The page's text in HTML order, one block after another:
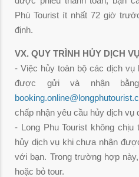
Phú Tourist ít nhất 72 giờ
định.
VX. QUY TRÌNH HỦY DỊCH
- Việc hủy toàn bộ các dịch
được gửi và nhận
chấp nhận yêu cầu hủy dịch vụ
- Long Phu Tourist không
hủy dịch vụ khi chưa nhận
với bạn. Trong trường hợp
hoặc bỏ tour.